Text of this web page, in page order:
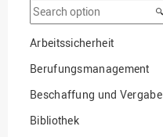
Search
option
Arbeitssicherheit
Berufungsmanagement
Beschaffung und Vergabe
Bibliothek